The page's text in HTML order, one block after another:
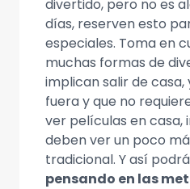
divertido, pero no es
días, reserven esto
especiales. Toma en
muchas formas de
implican salir de casa,
fuera y que no
ver películas en casa,
deben ver un poco
tradicional. Y así
pensando en las